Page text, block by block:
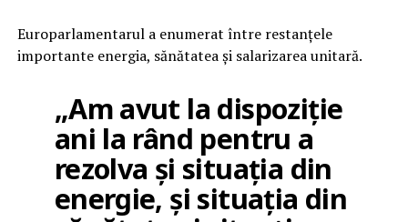
Europarlamentarul a enumerat între restanțele
importante energia, sănătatea și salarizarea unitară.
„Am avut la dispoziție
ani la rând pentru a
rezolva și situația din
energie, și situația din